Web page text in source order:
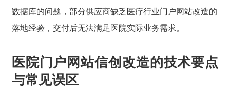
数据库的问题，部分供应商缺乏医疗行业门户网站改造的
落地经验，交付后无法满足医院实际业务需求。
医院门户网站信创改造的技术要点
与常见误区